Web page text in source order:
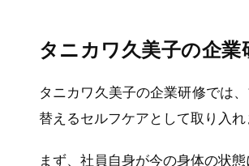
タニカワ久美子の企
タニカワ久美子の企業研修では
替えるセルフケアとして取り入れ
まず、社員自身が今の身体の状